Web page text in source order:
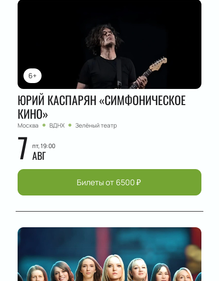
6+
ЮРИЙ КАСПАРЯН «СИМФОНИЧЕСКОЕ
КИНО»
Москва ВДНХ Зелёный театр
7 пт, 19:00
АВГ
Билеты от 6500₽